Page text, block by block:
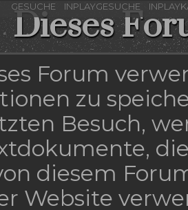
GESUCHE INPLAYGESUCHE
Dieses
Forum
zu
Besuch,
diesem
Website